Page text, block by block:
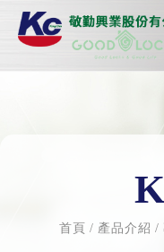
首頁 產品介紹